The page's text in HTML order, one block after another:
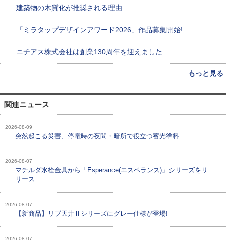
建築物の木質化が推奨される理由
「ミラタップデザインアワード2026」作品募集開始!
ニチアス株式会社は創業130周年を迎えました
もっと見る
関連ニュース
2026-08-09
突然起こる災害、停電時の夜間・暗所で役立つ蓄光塗料
2026-08-07
マチルダ水栓金具から「Esperance(エスペランス)」シリーズをリ
リース
2026-08-07
【新商品】リブ天井Ⅱシリーズにグレー仕様が登場!
2026-08-07